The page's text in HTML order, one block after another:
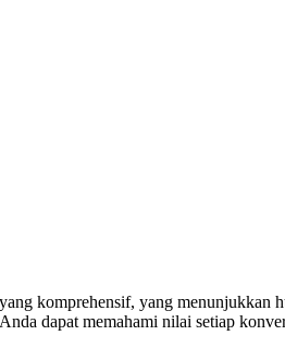
komprehensif, yang
dapat memahami nilai setiap